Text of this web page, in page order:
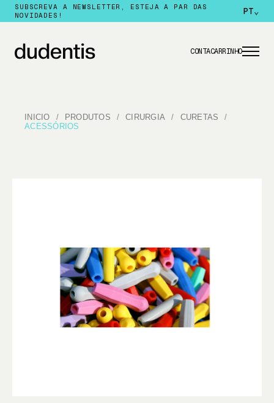
SUBSCREVA A NEWSLETTER, ESTEJA A PAR DAS
NOVIDADES!
PT⌄
CONTACARRINHO
INICIO PRODUTOS CIRURGIA
CURETAS
ACESSÓRIOS